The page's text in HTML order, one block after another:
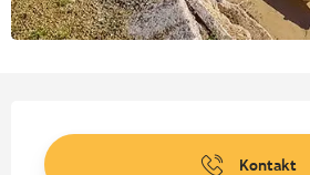
Kontakt